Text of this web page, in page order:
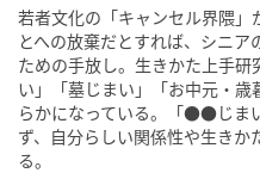
若者文化の「キャンセル界隈」
とへの放棄だとすれば、シニ
ための手放し。生きかた上手
い」「墓じまい」「お中元・
らかになっている。「●●じま
ず、自分らしい関係性や生きか
る。